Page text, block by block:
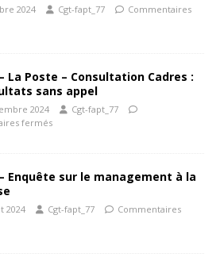
2024 Cgt-fapt_77
Commentaires
La Poste – Consultation Cadres :
sans appel
2024
Cgt-fapt_77
fermés
Enquête sur le management à la
2024 Cgt-fapt_77
Commentaires